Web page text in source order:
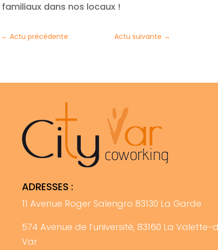
familiaux dans nos locaux !
← Actu précédente Actu suivante →
ADRESSES :
11 Avenue Roger Salengro 83130 La Garde
574 Avenue de l’université, 83160 La Valette-
Var